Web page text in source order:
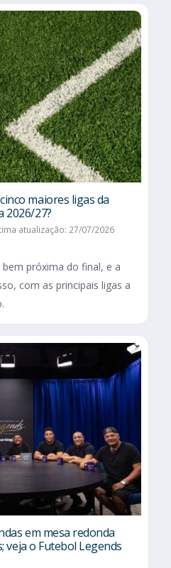
maiores ligas da
2026/27?
atualização: 27/07/2026
próxima do final, e a
com as principais ligas a
em mesa redonda
veja o Futebol Legends